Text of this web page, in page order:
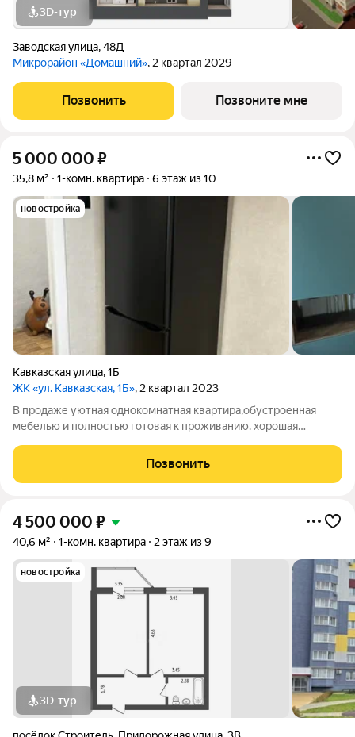
3D-тур
Заводская улица,48Д
Микрорайон «Домашний», 2 квартал 2029
Позвонить Позвоните мне
5 000 000 ₽
35,8 м² 1-комн. квартира 6 этаж из 10
новостройка
Кавказская улица,1Б
ЖК «ул. Кавказская, 1Б», 2 квартал 2023
В продаже уютная однокомнатная квартира,обустроенная
мебелью и полностью готовая к проживанию. хорошая
требует вложений,можно заселяться сразу после покупки)
хорошая шумоизоляция Что из мебели
Позвонить
4 500 000 ₽
40,6 м² 1-комн. квартира 2 этаж из 9
новостройка
3D-тур